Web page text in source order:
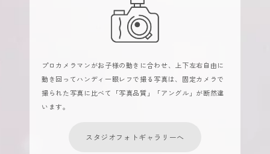
プロカメラマンがお子様の動きに合わせ、上下左右自由に
動き回ってハンディ一眼レフで撮る写真は、固定カメラで
撮られた写真に比べて「写真品質」「アングル」が断然違
います。
スタジオフォトギャラリーへ